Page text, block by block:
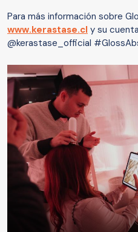
Para más información sobre
www.kerastase.cl y su
@kerastase_official